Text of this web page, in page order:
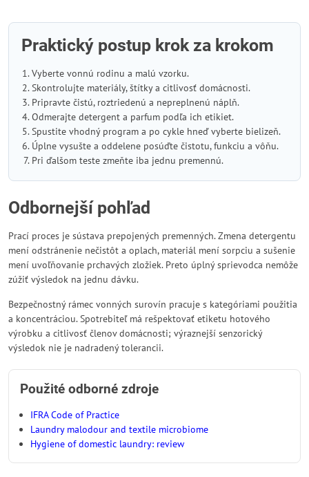
Praktický postup krok za krokom
Vyberte vonnú rodinu a malú vzorku.
Skontrolujte materiály, štítky a citlivosť domácnosti.
Pripravte čistú, roztriedenú a nepreplnenú náplň.
Odmerajte detergent a parfum podľa ich etikiet.
Spustite vhodný program a po cykle hneď vyberte bielizeň.
Úplne vysušte a oddelene posúďte čistotu, funkciu a vôňu.
Pri ďalšom teste zmeňte iba jednu premennú.
Odbornejší pohľad
Prací proces je sústava prepojených premenných. Zmena detergentu
mení odstránenie nečistôt a oplach, materiál mení sorpciu a sušenie
mení uvoľňovanie prchavých zložiek. Preto úplný sprievodca nemôže
zúžiť výsledok na jednu dávku.
Bezpečnostný rámec vonných surovín pracuje s kategóriami použitia
a koncentráciou. Spotrebiteľ má rešpektovať etiketu hotového
výrobku a citlivosť členov domácnosti; výraznejší senzorický
výsledok nie je nadradený tolerancii.
Použité odborné zdroje
IFRA Code of Practice
Laundry malodour and textile microbiome
Hygiene of domestic laundry: review